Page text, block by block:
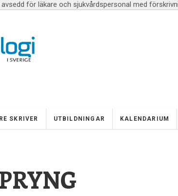
för läkare och sjukvårdspersonal med
SKRIVER UTBILDNINGAR KALENDARIUM